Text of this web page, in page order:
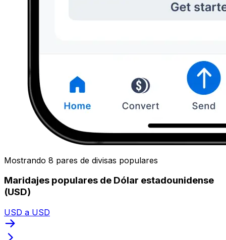
Mostrando 8 pares de divisas populares
Maridajes populares de Dólar estadounidense
(USD)
USD a USD